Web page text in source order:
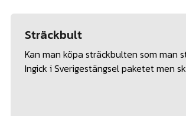
Sträckbult
Kan man köpa sträckbulten som man
Ingick i Sverigestängsel paketet men